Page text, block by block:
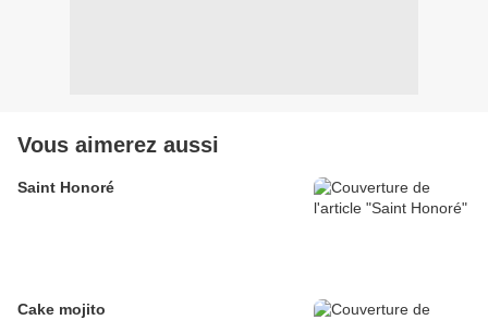
Vous aimerez aussi
Saint Honoré
Cake mojito